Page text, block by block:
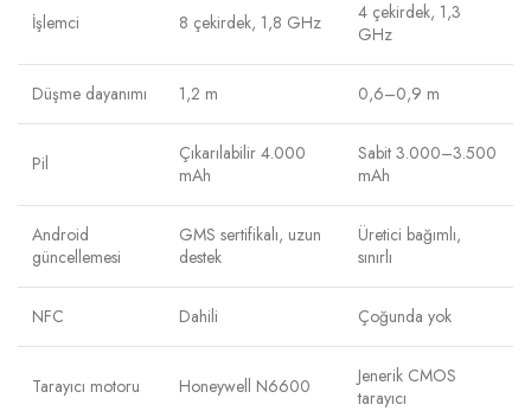
İşlemci 8 çekirdek, 1,8 GHz
4 çekirdek, 1,3
GHz
Düşme dayanımı 1,2 m 0,6–0,9 m
Pil
Çıkarılabilir 4.000
mAh
Sabit 3.000–3.500
mAh
Android
güncellemesi
GMS sertifikalı, uzun
destek
Üretici bağımlı,
sınırlı
NFC Dahili Çoğunda yok
Tarayıcı motoru Honeywell N6600
Jenerik CMOS
tarayıcı